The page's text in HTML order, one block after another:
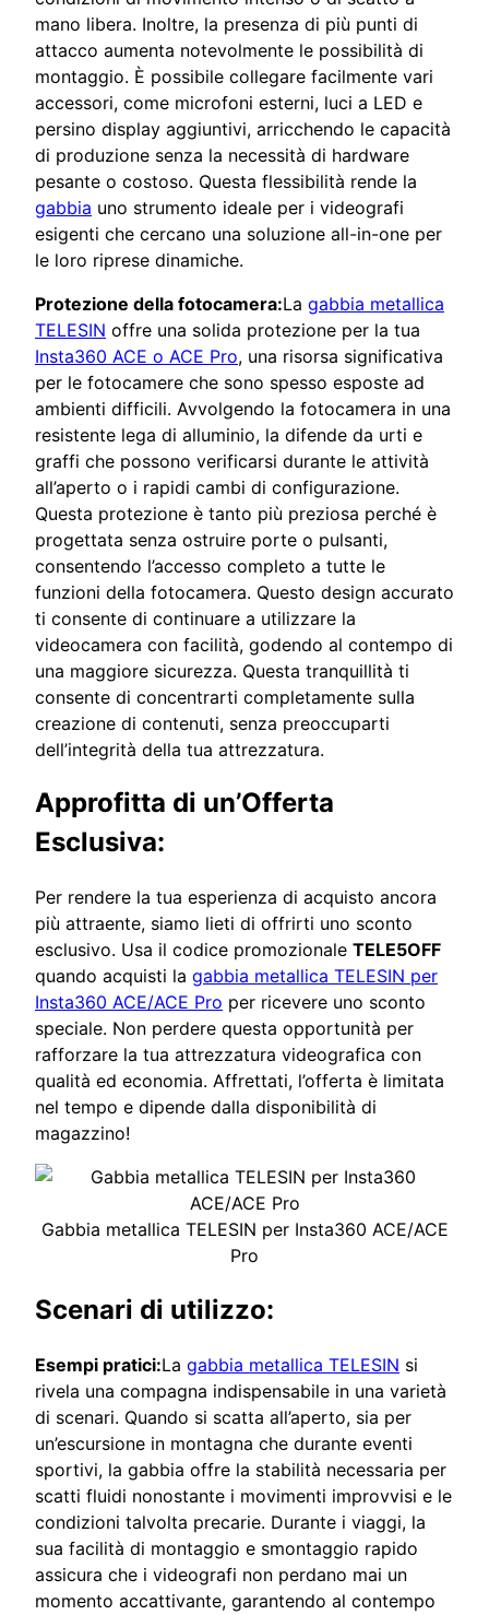
mano libera. Inoltre, la presenza di più punti di
attacco aumenta notevolmente le possibilità di
montaggio. È possibile collegare facilmente vari
accessori, come microfoni esterni, luci a LED e
persino display aggiuntivi, arricchendo le capacità
di produzione senza la necessità di hardware
pesante o costoso. Questa flessibilità rende la
gabbia uno strumento ideale per i videografi
esigenti che cercano una soluzione all-in-one per
le loro riprese dinamiche.
Protezione della fotocamera:La gabbia metallica
TELESIN offre una solida protezione per la tua
Insta360 ACE o ACE Pro, una risorsa significativa
per le fotocamere che sono spesso esposte ad
ambienti difficili. Avvolgendo la fotocamera in una
resistente lega di alluminio, la difende da urti e
graffi che possono verificarsi durante le attività
all’aperto o i rapidi cambi di configurazione.
Questa protezione è tanto più preziosa perché è
progettata senza ostruire porte o pulsanti,
consentendo l’accesso completo a tutte le
funzioni della fotocamera. Questo design accurato
ti consente di continuare a utilizzare la
videocamera con facilità, godendo al contempo di
una maggiore sicurezza. Questa tranquillità ti
consente di concentrarti completamente sulla
creazione di contenuti, senza preoccuparti
dell’integrità della tua attrezzatura.
Approfitta di un’Offerta
Esclusiva:
Per rendere la tua esperienza di acquisto ancora
più attraente, siamo lieti di offrirti uno sconto
esclusivo. Usa il codice promozionale TELE5OFF
quando acquisti la gabbia metallica TELESIN per
Insta360 ACE/ACE Pro per ricevere uno sconto
speciale. Non perdere questa opportunità per
rafforzare la tua attrezzatura videografica con
qualità ed economia. Affrettati, l’offerta è limitata
nel tempo e dipende dalla disponibilità di
magazzino!
Gabbia metallica TELESIN per Insta360 ACE/ACE
Pro
Scenari di utilizzo:
Esempi pratici:La gabbia metallica TELESIN si
rivela una compagna indispensabile in una varietà
di scenari. Quando si scatta all’aperto, sia per
un’escursione in montagna che durante eventi
sportivi, la gabbia offre la stabilità necessaria per
scatti fluidi nonostante i movimenti improvvisi e le
condizioni talvolta precarie. Durante i viaggi, la
sua facilità di montaggio e smontaggio rapido
assicura che i videografi non perdano mai un
momento accattivante, garantendo al contempo